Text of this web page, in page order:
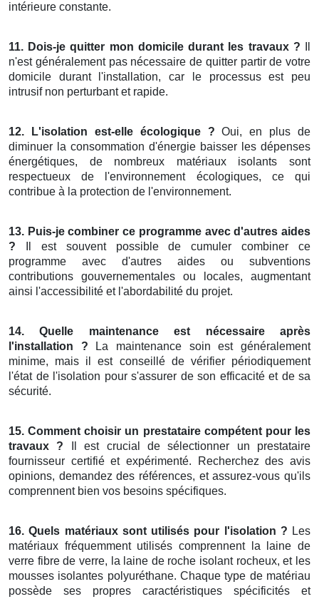
intérieure constante.
11. Dois-je quitter mon domicile durant les travaux ?
n'est généralement pas nécessaire de quitter partir de votre
domicile durant l'installation, car le processus est peu
intrusif non perturbant et rapide.
12. L'isolation est-elle écologique ? Oui, en plus de
diminuer la consommation d'énergie baisser les dépenses
énergétiques, de nombreux matériaux isolants sont
respectueux de l'environnement écologiques, ce qui
contribue à la protection de l'environnement.
13. Puis-je combiner ce programme avec d'autres aides
? Il est souvent possible de cumuler combiner ce
programme avec d'autres aides ou subventions
contributions gouvernementales ou locales, augmentant
ainsi l'accessibilité et l'abordabilité du projet.
14. Quelle maintenance est nécessaire après
l'installation ? La maintenance soin est généralement
minime, mais il est conseillé de vérifier périodiquement
l'état de l'isolation pour s'assurer de son efficacité et de sa
sécurité.
15. Comment choisir un prestataire compétent pour les
travaux ? Il est crucial de sélectionner un prestataire
fournisseur certifié et expérimenté. Recherchez des avis
opinions, demandez des références, et assurez-vous qu'ils
comprennent bien vos besoins spécifiques.
16. Quels matériaux sont utilisés pour l'isolation ? Les
matériaux fréquemment utilisés comprennent la laine de
verre fibre de verre, la laine de roche isolant rocheux, et les
mousses isolantes polyuréthane. Chaque type de matériau
possède ses propres caractéristiques spécificités et